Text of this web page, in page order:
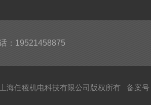
：19521458875
海任稷机电科技有限公司版权所有 备案号